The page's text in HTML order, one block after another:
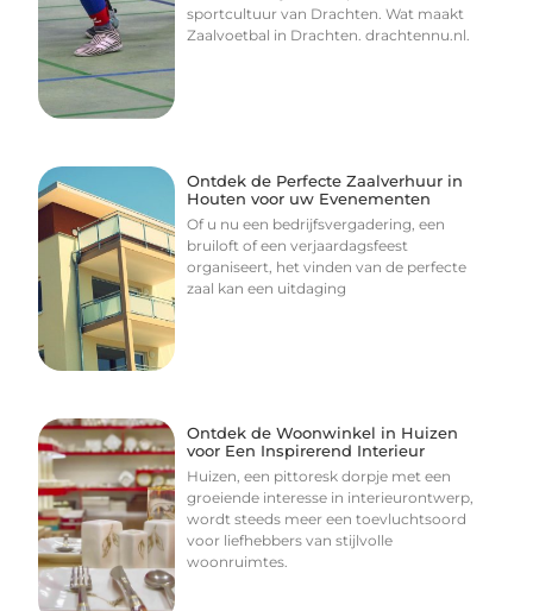
sportcultuur van Drachten. Wat maakt
Zaalvoetbal in Drachten. drachtennu.nl.
Ontdek de Perfecte Zaalverhuur in
Houten voor uw Evenementen
Of u nu een bedrijfsvergadering, een
bruiloft of een verjaardagsfeest
organiseert, het vinden van de perfecte
zaal kan een uitdaging
Ontdek de Woonwinkel in Huizen
voor Een Inspirerend Interieur
Huizen, een pittoresk dorpje met een
groeiende interesse in interieurontwerp,
wordt steeds meer een toevluchtsoord
voor liefhebbers van stijlvolle
woonruimtes.